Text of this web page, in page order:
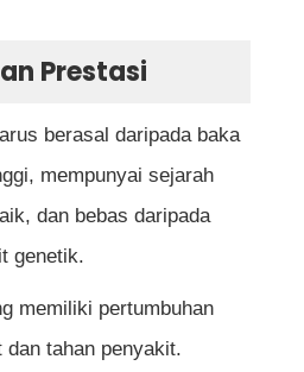
betina sepanjang masa?
mengenali kambing jantan
genetik berkualiti tinggi?
mempunyai lebih
kambing jantan?
Prestasi
berasal daripada baka
mempunyai sejarah
dan bebas daripada
genetik.
memiliki pertumbuhan
dan tahan penyakit.